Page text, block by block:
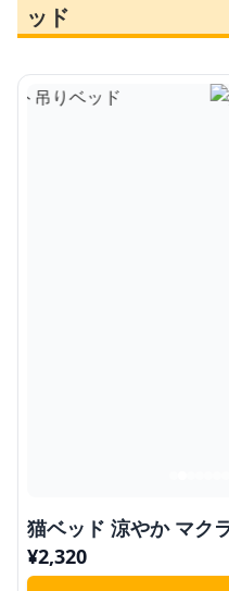
ッド
猫ベッド 涼やか マク
¥2,320